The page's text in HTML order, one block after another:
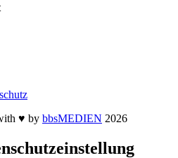
♥ by bbsMEDIEN 2026